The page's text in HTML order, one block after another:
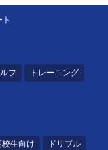
フ トレーニング
校生向け ドリブル